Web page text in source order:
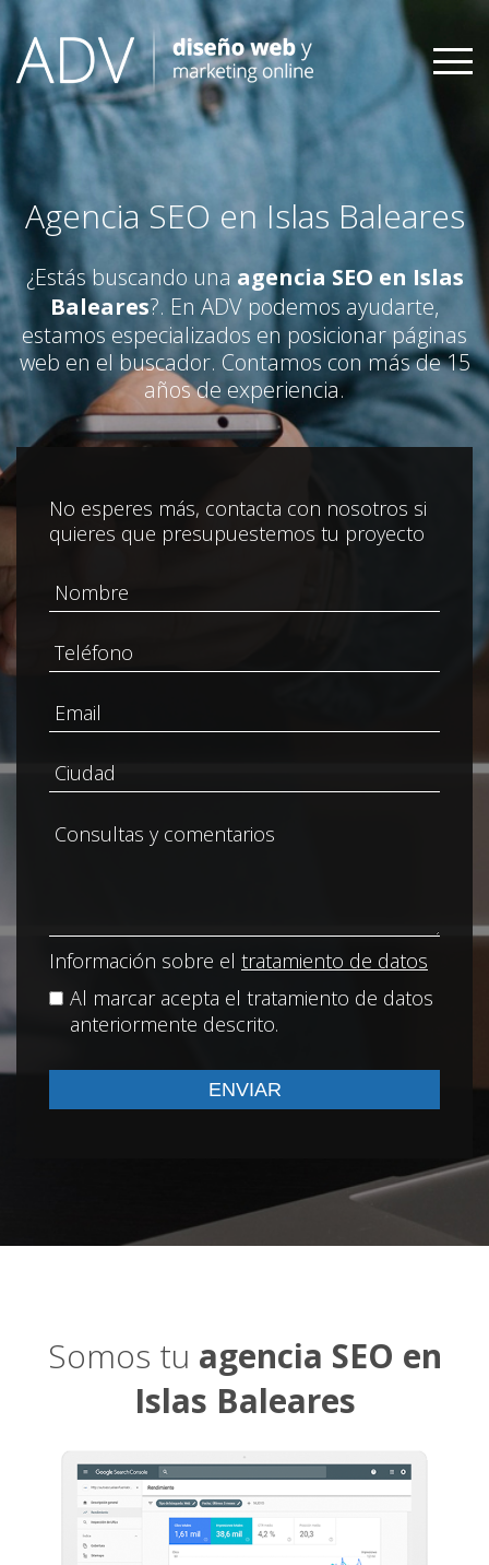
Skip
to
content
Agencia SEO en Islas Baleares
¿Estás buscando una agencia SEO en Islas
Baleares?. En ADV podemos ayudarte,
estamos especializados en posicionar páginas
web en el buscador. Contamos con más de 15
años de experiencia.
No esperes más, contacta con nosotros si
quieres que presupuestemos tu proyecto
Información sobre el tratamiento de datos
Al marcar acepta el tratamiento de datos
anteriormente descrito.
Somos tu agencia SEO en
Islas Baleares